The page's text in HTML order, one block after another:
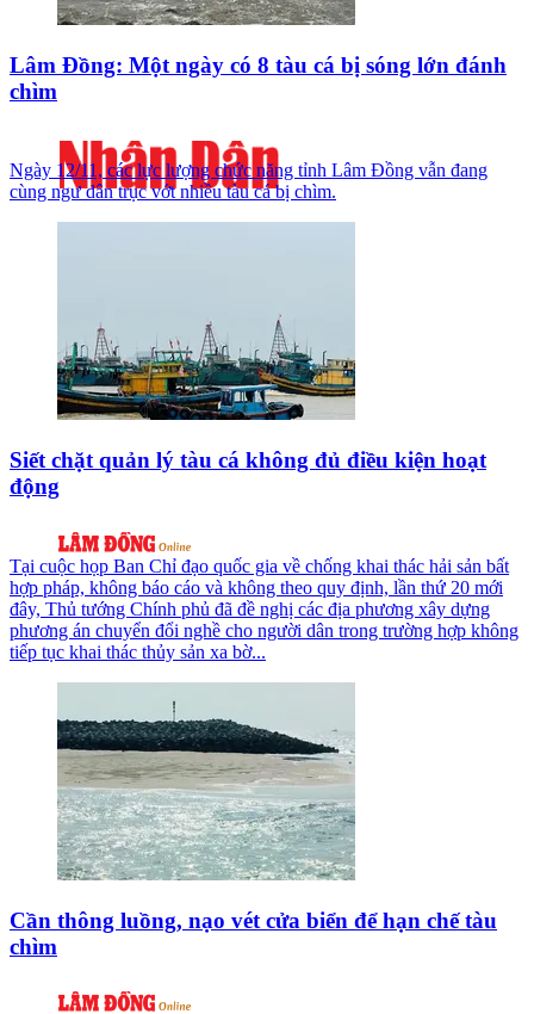
Lâm Đồng: Một ngày có 8 tàu cá bị sóng lớn đánh
chìm
Ngày 12/11, các lực lượng chức năng tỉnh Lâm Đồng vẫn đang
cùng ngư dân trục vớt nhiều tàu cá bị chìm.
Siết chặt quản lý tàu cá không đủ điều kiện hoạt
động
Tại cuộc họp Ban Chỉ đạo quốc gia về chống khai thác hải sản bất
hợp pháp, không báo cáo và không theo quy định, lần thứ 20 mới
đây, Thủ tướng Chính phủ đã đề nghị các địa phương xây dựng
phương án chuyển đổi nghề cho người dân trong trường hợp không
tiếp tục khai thác thủy sản xa bờ...
Cần thông luồng, nạo vét cửa biển để hạn chế tàu
chìm